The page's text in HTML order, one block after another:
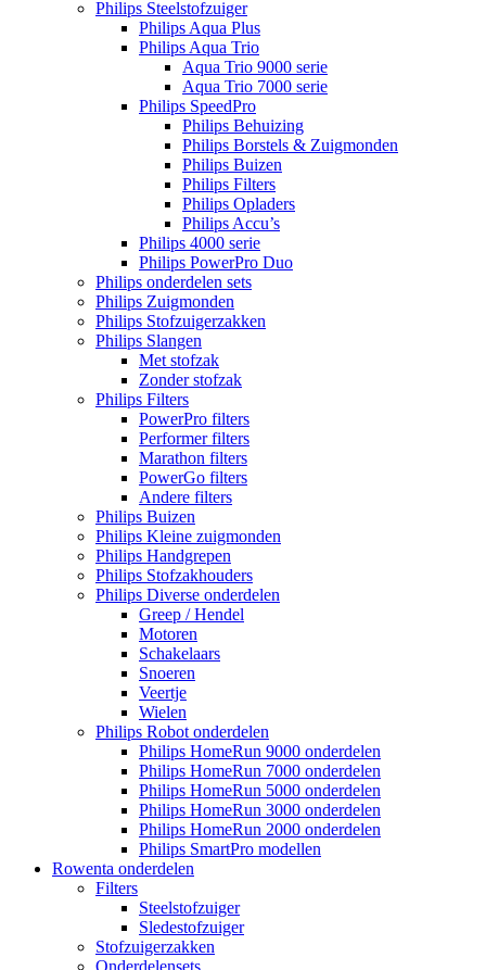
Philips Steelstofzuiger
Philips Aqua Plus
Philips Aqua Trio
Aqua Trio 9000 serie
Aqua Trio 7000 serie
Philips SpeedPro
Philips Behuizing
Philips Borstels & Zuigmonden
Philips Buizen
Philips Filters
Philips Opladers
Philips Accu’s
Philips 4000 serie
Philips PowerPro Duo
Philips onderdelen sets
Philips Zuigmonden
Philips Stofzuigerzakken
Philips Slangen
Met stofzak
Zonder stofzak
Philips Filters
PowerPro filters
Performer filters
Marathon filters
PowerGo filters
Andere filters
Philips Buizen
Philips Kleine zuigmonden
Philips Handgrepen
Philips Stofzakhouders
Philips Diverse onderdelen
Greep / Hendel
Motoren
Schakelaars
Snoeren
Veertje
Wielen
Philips Robot onderdelen
Philips HomeRun 9000 onderdelen
Philips HomeRun 7000 onderdelen
Philips HomeRun 5000 onderdelen
Philips HomeRun 3000 onderdelen
Philips HomeRun 2000 onderdelen
Philips SmartPro modellen
Rowenta onderdelen
Filters
Steelstofzuiger
Sledestofzuiger
Stofzuigerzakken